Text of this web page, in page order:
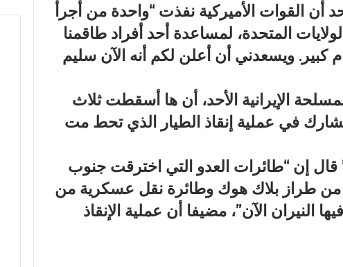
أن القوات الأميركية نفذت “واحدة من أجرأ
المتحدة، لمساعدة أحد أفراد طاقمنا
كبير. ويسعدني أن أعلن لكم أنه الآن سليم
الإيرانية الأحد، أن ها أسقطت ثلاث
في عملية إنقاذ الطيار الذي تحط مت
قال إن “طائرات العدو التي اخترقت جنوب
من طراز بلاك هوك وطائرة نقل عسكرية من
فيها النيران الآن”، مضيفا أن عملية الإنقاذ